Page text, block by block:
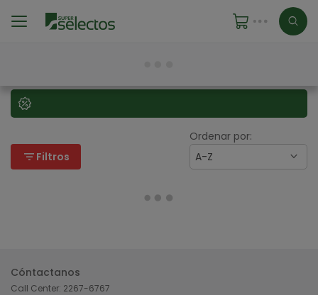
filter_list Filtros
Ordenar por:
A-Z
Cóntactanos
Call Center: 2267-6767